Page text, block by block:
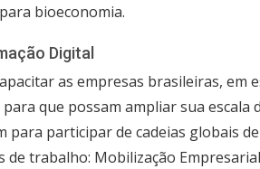
bioeconomia.
Digital
as empresas brasileiras, em
que possam ampliar sua escala
para participar de cadeias globais
de trabalho: Mobilização